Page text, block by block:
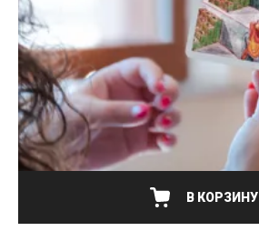
В КОРЗИНУ